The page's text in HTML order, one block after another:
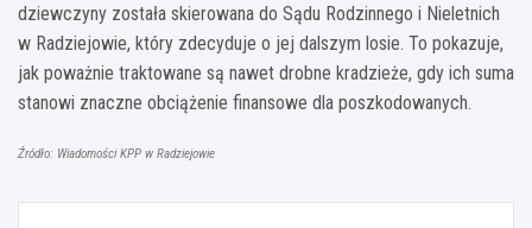
dziewczyny została skierowana do Sądu Rodzinnego i Nieletnich
w Radziejowie, który zdecyduje o jej dalszym losie. To pokazuje,
jak poważnie traktowane są nawet drobne kradzieże, gdy ich suma
stanowi znaczne obciążenie finansowe dla poszkodowanych.
Źródło: Wiadomości KPP w Radziejowie